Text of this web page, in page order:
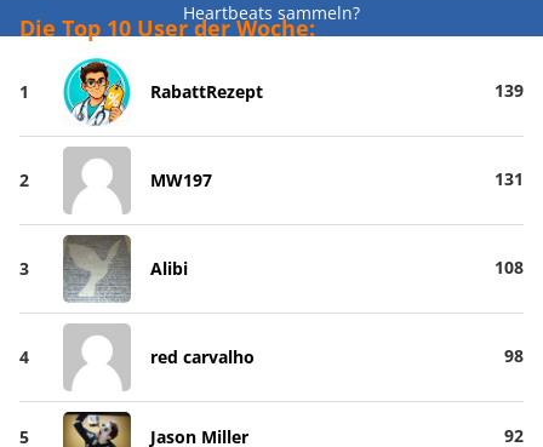
Heartbeats sammeln?
Die Top 10 User der Woche:
1 RabattRezept 139
2 MW197 131
3 Alibi 108
4 red carvalho 98
5 Jason Miller 92